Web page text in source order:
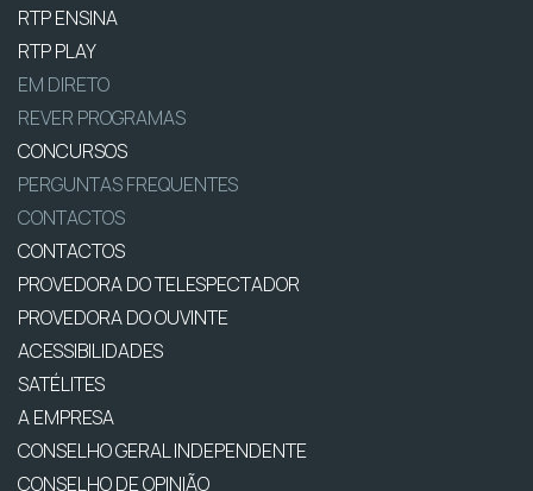
RTP ENSINA
RTP PLAY
EM DIRETO
REVER PROGRAMAS
CONCURSOS
PERGUNTAS FREQUENTES
CONTACTOS
CONTACTOS
PROVEDORA DO TELESPECTADOR
PROVEDORA DO OUVINTE
ACESSIBILIDADES
SATÉLITES
A EMPRESA
CONSELHO GERAL INDEPENDENTE
CONSELHO DE OPINIÃO